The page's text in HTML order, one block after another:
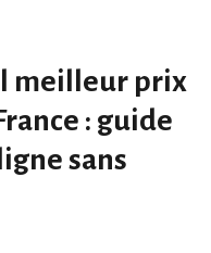
meilleur prix
: guide
sans